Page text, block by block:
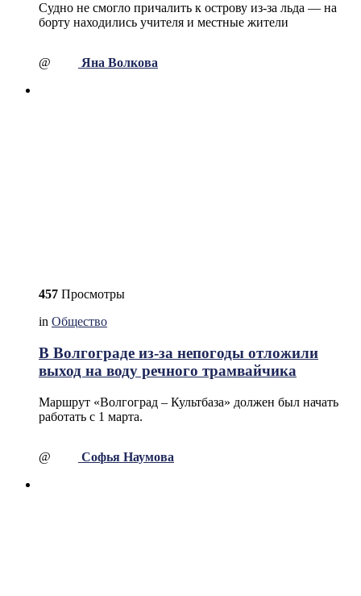
Судно не смогло причалить к острову из-за льда — на
борту находились учителя и местные жители
@ Яна Волкова
457 Просмотры
in Общество
В Волгограде из-за непогоды отложили
выход на воду речного трамвайчика
Маршрут «Волгоград – Культбаза» должен был начать
работать с 1 марта.
@ Софья Наумова